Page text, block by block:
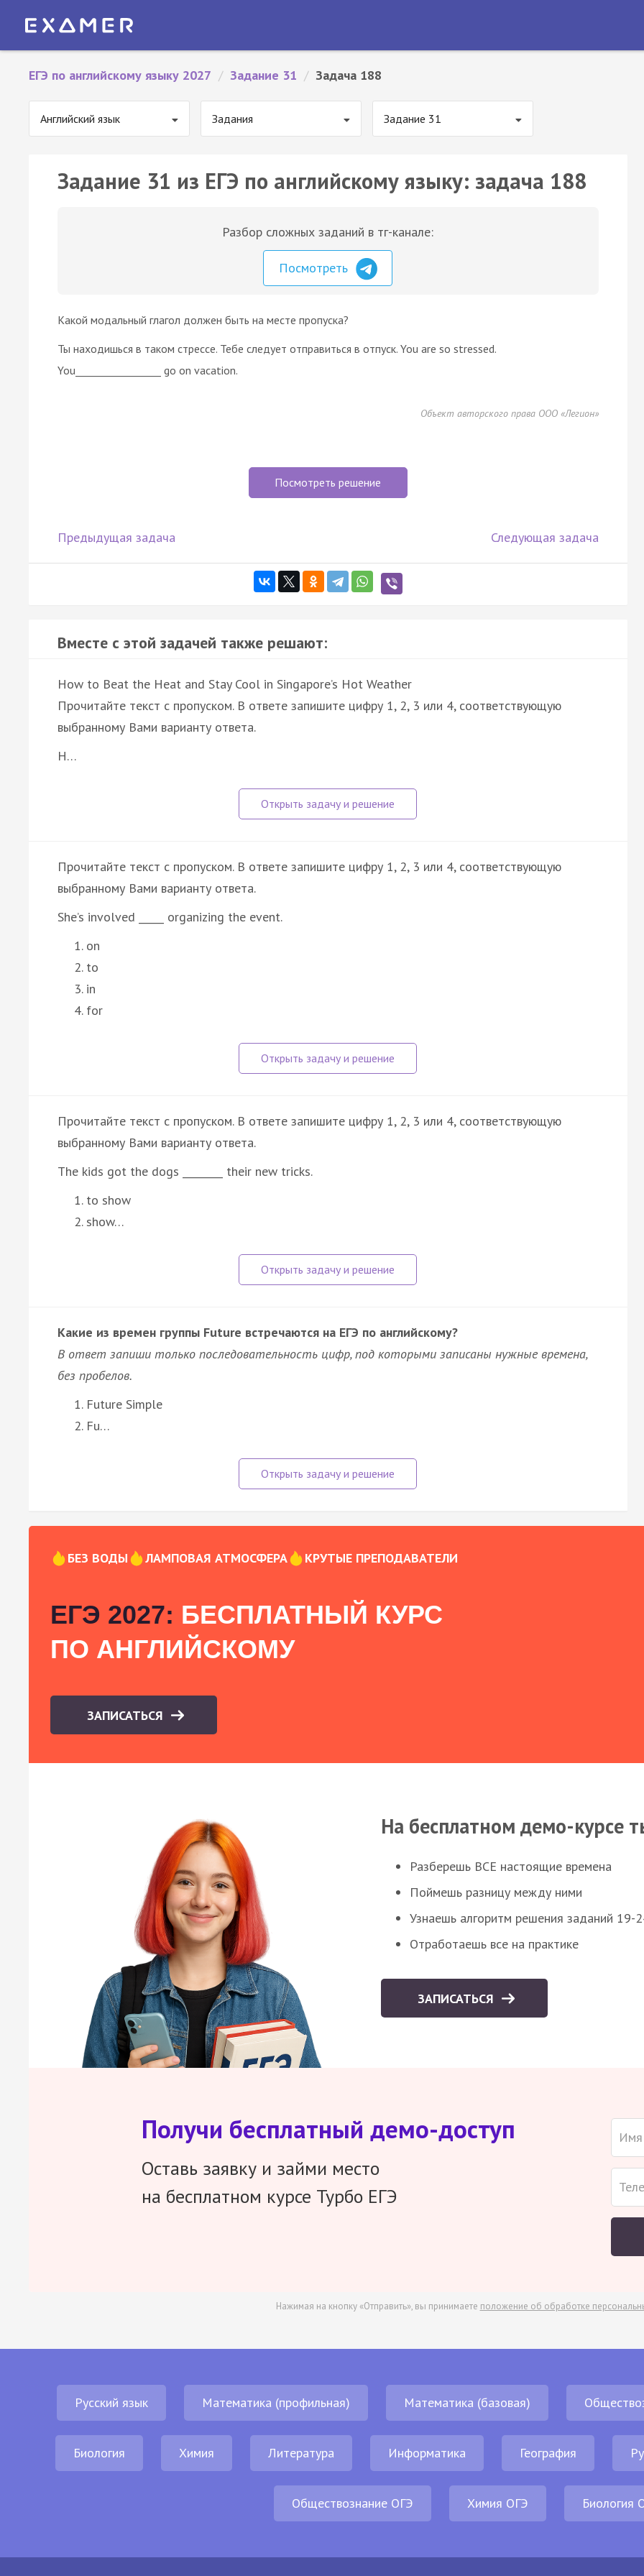
ЕГЭ по английскому языку 2027 / Задание 31 / Задача 188
Английский язык Задания Задание 31
Задание 31 из ЕГЭ по английскому языку: задача 188
Разбор сложных заданий в тг-канале:
Посмотреть
Какой модальный глагол должен быть на месте пропуска?
Ты находишься в таком стрессе. Тебе следует отправиться в отпуск. You are so stressed.
You_________________ go on vacation.
Объект авторского права ООО «Легион»
Посмотреть решение
Предыдущая задача Следующая задача
Вместе с этой задачей также решают:
How to Beat the Heat and Stay Cool in Singapore’s Hot Weather
Прочитайте текст с пропуском. В ответе запишите цифру 1, 2, 3 или 4, соответствующую
выбранному Вами варианту ответа.
H…
Прочитайте текст с пропуском. В ответе запишите цифру 1, 2, 3 или 4, соответствующую
выбранному Вами варианту ответа.
She’s involved _____ organizing the event.
on
to
in
for
Прочитайте текст с пропуском. В ответе запишите цифру 1, 2, 3 или 4, соответствующую
выбранному Вами варианту ответа.
The kids got the dogs ________ their new tricks.
to show
show…
Какие из времен группы Future встречаются на ЕГЭ по английскому?
В ответ запиши только последовательность цифр, под которыми записаны нужные времена,
без пробелов.
Future Simple
Fu…
БЕЗ ВОДЫ ЛАМПОВАЯ АТМОСФЕРА КРУТЫЕ ПРЕПОДАВАТЕЛИ
ЕГЭ 2027: БЕСПЛАТНЫЙ КУРС
ПО АНГЛИЙСКОМУ
ЗАПИСАТЬСЯ
На бесплатном демо-курсе
Разберешь ВСЕ настоящие времена
Поймешь разницу между ними
Узнаешь алгоритм решения заданий 19-
Отработаешь все на практике
ЗАПИСАТЬСЯ
Получи бесплатный демо-доступ
Оставь заявку и займи место
на бесплатном курсе Турбо ЕГЭ
Нажимая на кнопку «Отправить», вы принимаете положение об обработке
Русский язык Математика (профильная) Математика (базовая)
Биология Химия Литература Информатика География
Обществознание ОГЭ Химия ОГЭ Биология